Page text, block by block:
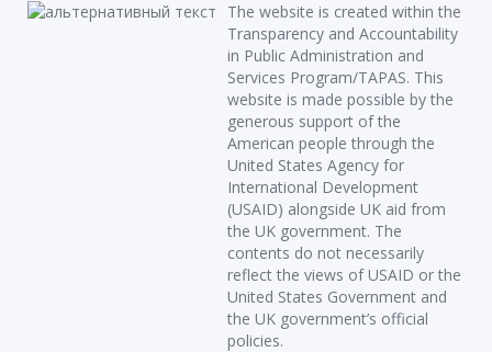
The website is created within the
Transparency and Accountability
in Public Administration and
Services Program/TAPAS. This
website is made possible by the
generous support of the
American people through the
United States Agency for
International Development
(USAID) alongside UK aid from
the UK government. The
contents do not necessarily
reflect the views of USAID or the
United States Government and
the UK government’s official
policies.